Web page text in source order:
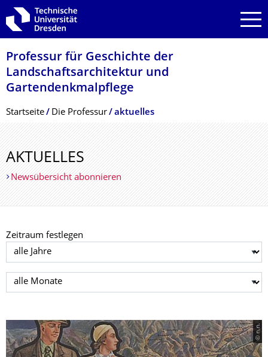
Zur Hauptnavigation springen
Zur Suche springen
Zum Inhalt springen
Professur für Geschichte der
Landschaftsarchi­tektur und
Gartendenkmalpfle­ge
Breadcrumb-Menü
Startseite Die Professur aktuelles
AKTUELLES
Newsübersicht abonnieren
Zeitraum festlegen
Jahr auswählen
Monat auswählen
© n.n.